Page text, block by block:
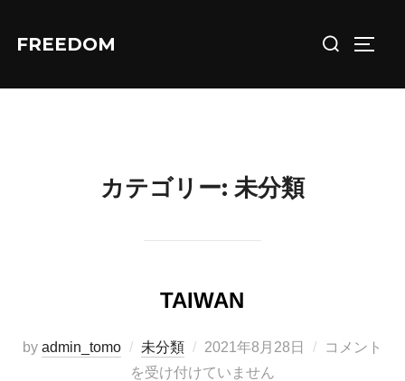
ン
FREEDOM
索
カテゴリー: 未分類
TAIWAN
by admin_tomo 未分類
投
稿
2021年8月28日
コメント
を受け付けていません